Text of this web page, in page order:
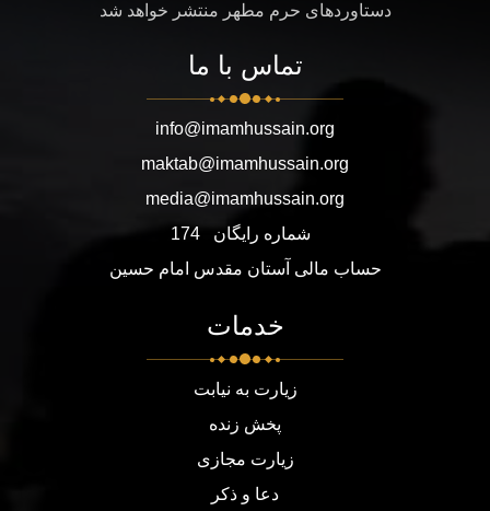
دستاوردهای حرم مطهر منتشر خواهد شد
تماس با ما
info@imamhussain.org
maktab@imamhussain.org
media@imamhussain.org
شماره رایگان
174
حساب مالی آستان مقدس امام حسین
خدمات
زیارت به نیابت
پخش زنده
زیارت مجازی
دعا و ذکر